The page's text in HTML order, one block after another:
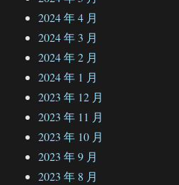
2024 年 4 月
2024 年 3 月
2024 年 2 月
2024 年 1 月
2023 年 12 月
2023 年 11 月
2023 年 10 月
2023 年 9 月
2023 年 8 月